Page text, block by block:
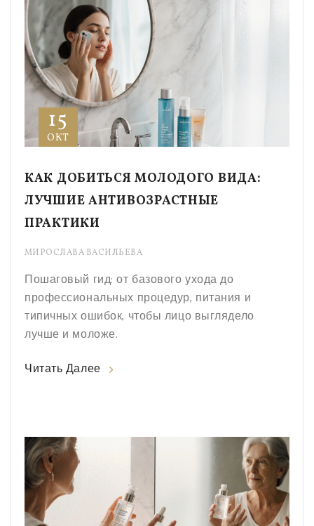
15
ОКТ
КАК ДОБИТЬСЯ МОЛОДОГО ВИДА:
ЛУЧШИЕ АНТИВОЗРАСТНЫЕ
ПРАКТИКИ
МИРОСЛАВА ВАСИЛЬЕВА
Пошаговый гид: от базового ухода до
профессиональных процедур, питания и
типичных ошибок, чтобы лицо выглядело
лучше и моложе.
Читать Далее